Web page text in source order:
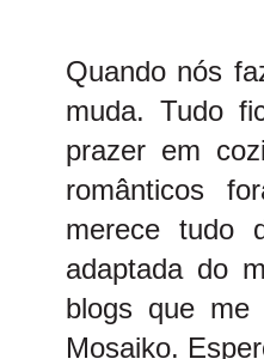
Quando nós
muda. Tudo
prazer em
românticos
merece tudo
adaptada do
blogs que me
Mosaiko.